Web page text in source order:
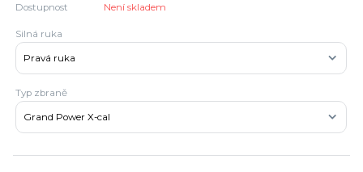
Dostupnost Není skladem
Silná ruka
Typ zbraně